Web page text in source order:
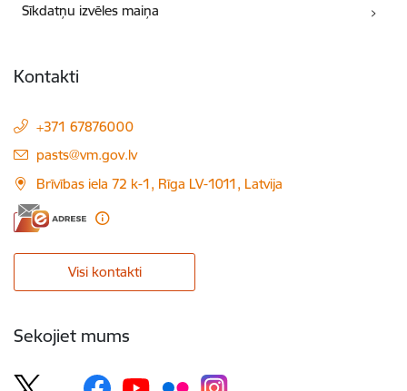
Sīkdatņu izvēles maiņa
Kontakti
+371 67876000
E-pasts:
pasts@vm.gov.lv
Brīvības iela 72 k-1, Rīga LV-1011, Latvija
Visi kontakti
Sekojiet mums